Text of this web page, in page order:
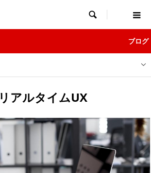

ブログ
リアルタイムUX